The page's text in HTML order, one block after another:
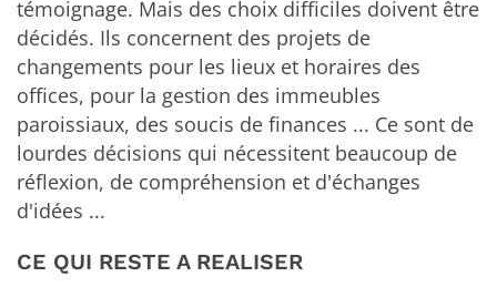
témoignage. Mais des choix difficiles doivent être
décidés. Ils concernent des projets de
changements pour les lieux et horaires des
offices, pour la gestion des immeubles
paroissiaux, des soucis de finances ... Ce sont de
lourdes décisions qui nécessitent beaucoup de
réflexion, de compréhension et d'échanges
d'idées ...
CE QUI RESTE A REALISER